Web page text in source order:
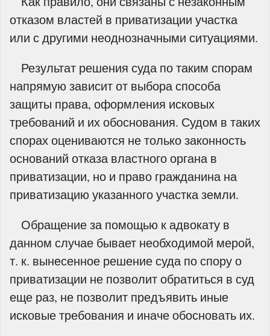
отказом властей в приватизации участка
или с другими неоднозначными ситуациями.
Результат решения суда по таким спорам
напрямую зависит от выбора способа
защиты права, оформления исковых
требований и их обоснования. Судом в таких
спорах оцениваются не только законность
оснований отказа властного органа в
приватизации, но и право гражданина на
приватизацию указанного участка земли.
Обращение за помощью к адвокату в
данном случае бывает необходимой мерой,
т. к. вынесенное решение суда по спору о
приватизации не позволит обратиться в суд
еще раз, не позволит предъявить иные
исковые требования и иначе обосновать их.